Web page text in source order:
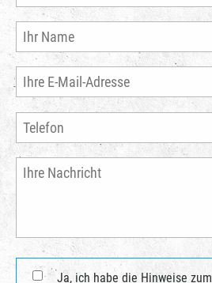
Ja, ich habe die Hinweise zum